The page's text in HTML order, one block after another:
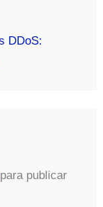
DDoS:
publicar